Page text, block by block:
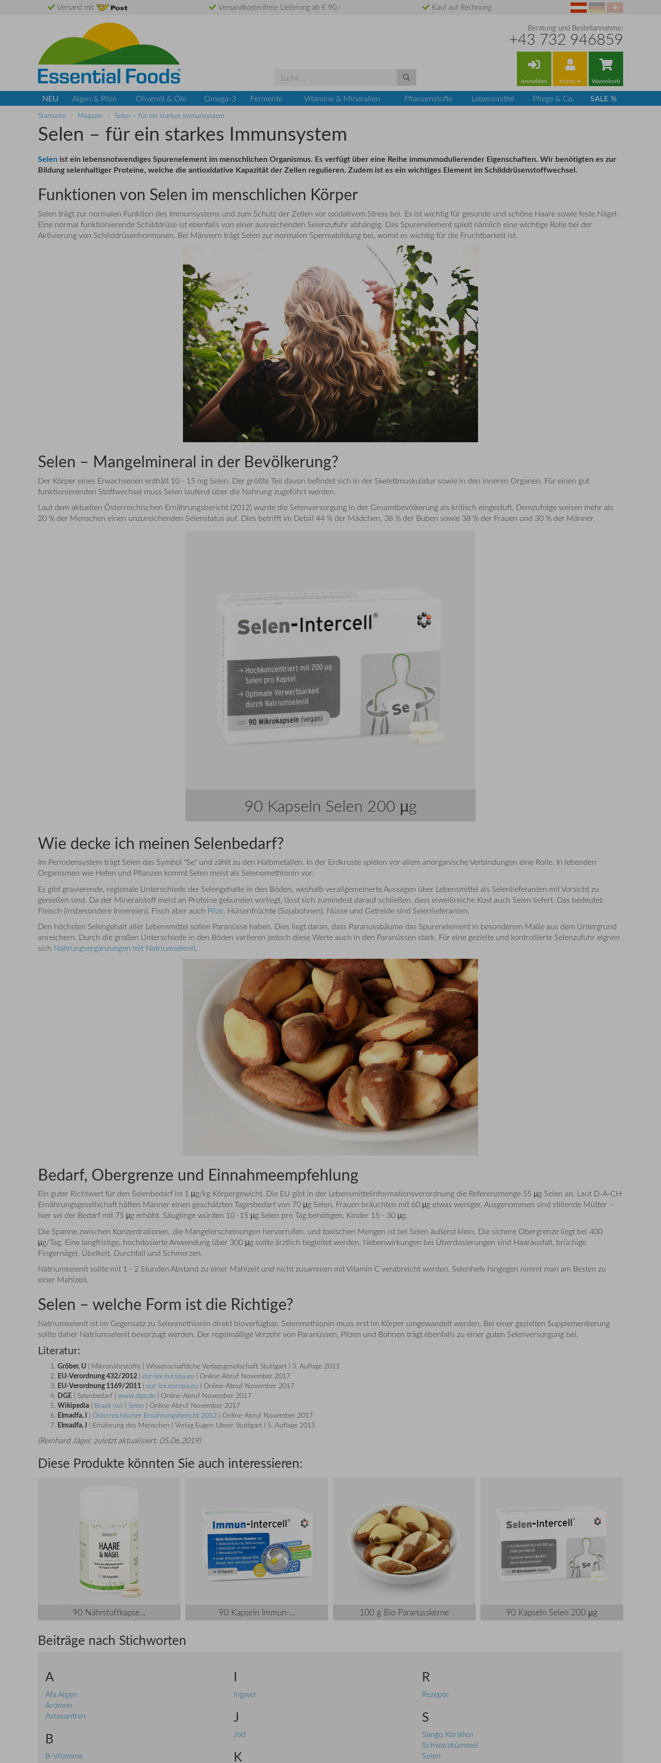
Versand mit Versandkostenfreie Lieferung ab € 90,- Kauf auf Rechnung
Beratung und Bestellannahme:
+43 732 946859
Anmelden Konto Warenkorb
NEU Algen & Pilze Olivenöl & Öle Omega-3 Fermente Vitamine & Mineralien Pflanzenstoffe Lebensmittel Pflege & Co. SALE %
Startseite Magazin Selen – für ein starkes Immunsystem
Selen – für ein starkes Immunsystem
Selen ist ein lebensnotwendiges Spurenelement im menschlichen Organismus. Es verfügt über eine Reihe immunmodulierender Eigenschaften. Wir benötigten es zur
Bildung selenhaltiger Proteine, welche die antioxidative Kapazität der Zellen regulieren. Zudem ist es ein wichtiges Element im Schilddrüsenstoffwechsel.
Funktionen von Selen im menschlichen Körper
Selen trägt zur normalen Funktion des Immunsystems und zum Schutz der Zellen vor oxidativem Stress bei. Es ist wichtig für gesunde und schöne Haare sowie feste Nägel.
Eine normal funktionierende Schilddrüse ist ebenfalls von einer ausreichenden Selenzufuhr abhängig. Das Spurenelement spielt nämlich eine wichtige Rolle bei der
Aktivierung von Schilddrüsenhormonen. Bei Männern trägt Selen zur normalen Spermabildung bei, womit es wichtig für die Fruchtbarkeit ist.
Selen – Mangelmineral in der Bevölkerung?
Der Körper eines Erwachsenen enthält 10 - 15 mg Selen. Der größte Teil davon befindet sich in der Skelettmuskulatur sowie in den inneren Organen. Für einen gut
funktionierenden Stoffwechsel muss Selen laufend über die Nahrung zugeführt werden.
Laut dem aktuellen Österreichischen Ernährungsbericht (2012) wurde die Selenversorgung in der Gesamtbevölkerung als kritisch eingestuft. Demzufolge weisen mehr als
20 % der Menschen einen unzureichenden Selenstatus auf. Dies betrifft im Detail 44 % der Mädchen, 38 % der Buben sowie 38 % der Frauen und 30 % der Männer.
90 Kapseln Selen 200 µg
Wie decke ich meinen Selenbedarf?
Im Periodensystem trägt Selen das Symbol "Se" und zählt zu den Halbmetallen. In der Erdkruste spielen vor allem anorganische Verbindungen eine Rolle. In lebenden
Organismen wie Hefen und Pflanzen kommt Selen meist als Selenomethionin vor.
Es gibt gravierende, regionale Unterschiede der Selengehalte in den Böden, weshalb verallgemeinerte Aussagen über Lebensmittel als Selenlieferanten mit Vorsicht zu
genießen sind. Da der Mineralstoff meist an Proteine gebunden vorliegt, lässt sich zumindest darauf schließen, dass eiweißreiche Kost auch Selen liefert. Das bedeutet:
Fleisch (insbesondere Innereien), Fisch aber auch Pilze, Hülsenfrüchte (Sojabohnen), Nüsse und Getreide sind Selenlieferanten.
Den höchsten Selengehalt aller Lebensmittel sollen Paranüsse haben. Dies liegt daran, dass Paranussbäume das Spurenelement in besonderem Maße aus dem Untergrund
anreichern. Durch die großen Unterschiede in den Böden variieren jedoch diese Werte auch in den Paranüssen stark. Für eine gezielte und kontrollierte Selenzufuhr eignen
sich Nahrungsergänzungen mit Natriumselenit.
Bedarf, Obergrenze und Einnahmeempfehlung
Ein guter Richtwert für den Selenbedarf ist 1 µg/kg Körpergewicht. Die EU gibt in der Lebensmittelinformationsverordnung die Referenzmenge 55 µg Selen an. Laut D-A-CH
Ernährungsgesellschaft hätten Männer einen geschätzten Tagesbedarf von 70 µg Selen, Frauen bräuchten mit 60 µg etwas weniger. Ausgenommen sind stillende Mütter –
hier sei der Bedarf mit 75 µg erhöht. Säuglinge würden 10 -15 µg Selen pro Tag benötigen, Kinder 15 - 30 µg.
Die Spanne zwischen Konzentrationen, die Mangelerscheinungen hervorrufen, und toxischen Mengen ist bei Selen äußerst klein. Die sichere Obergrenze liegt bei 400
µg/Tag. Eine langfristige, hochdosierte Anwendung über 300 µg sollte ärztlich begleitet werden. Nebenwirkungen bei Überdosierungen sind Haarausfall, brüchige
Fingernägel, Übelkeit, Durchfall und Schmerzen.
Natriumselenit sollte mit 1 - 2 Stunden Abstand zu einer Mahlzeit und nicht zusammen mit Vitamin C verabreicht werden. Selenhefe hingegen nimmt man am Besten zu
einer Mahlzeit.
Selen – welche Form ist die Richtige?
Natriumselenit ist im Gegensatz zu Selenmethionin direkt bioverfügbar. Selenmethionin muss erst im Körper umgewandelt werden. Bei einer gezielten Supplementierung
sollte daher Natriumselenit bevorzugt werden. Der regelmäßige Verzehr von Paranüssen, Pilzen und Bohnen trägt ebenfalls zu einer guten Selenversorgung bei.
Literatur:
Gröber, U | Mikronährstoffe | Wissenschaftliche Verlagsgesellschaft Stuttgart | 3. Auflage 2011
EU-Verordnung 432/2012 | eur-lex.europa.eu | Online-Abruf November 2017
EU-Verordnung 1169/2011 | eur-lex.europa.eu | Online-Abruf November 2017
DGE | Selenbedarf | www.dge.de | Online-Abruf November 2017
Wikipedia | Brazil nut | Selen | Online-Abruf November 2017
Elmadfa, I | Österreichischer Ernährungsbericht 2012 | Online-Abruf November 2017
Elmadfa, I | Ernährung des Menschen | Verlag Eugen Ulmer Stuttgart | 5. Auflage 2015
(Reinhard Jäger, zuletzt aktualisiert:05.06.2019)
Diese Produkte könnten Sie auch interessieren:
90 Nährstoffkapse... 90 Kapseln Immun-... 100 g Bio Paranusskerne 90 Kapseln Selen 200 µg
Beiträge nach Stichworten
A
Afa Algen
Aromen
Astaxanthin
B
B-Vitamine
I
Ingwer
J
Jod
K
R
Rezepte
S
Sango Korallen
Schwarzkümmel
Selen